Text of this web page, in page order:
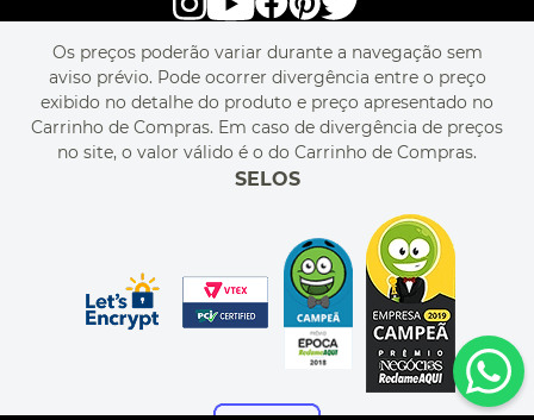
PERGUNTAS FREQUENTES
MEU CADASTRO
MEU PEDIDO
CUPONS DE DESCONTO
MAPA DO SITE
LIVELO
Os preços poderão variar durante a navegação sem
aviso prévio. Pode ocorrer divergência entre o preço
exibido no detalhe do produto e preço apresentado no
Carrinho de Compras. Em caso de divergência de preços
no site, o valor válido é o do Carrinho de Compras.
SELOS